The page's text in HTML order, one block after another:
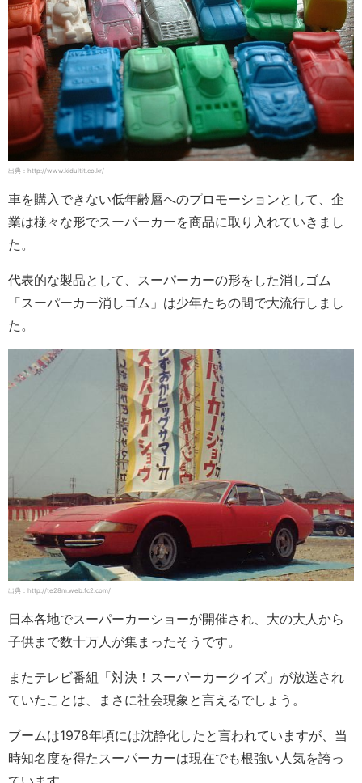
出典：http://www.kidultit.co.kr/
車を購入できない低年齢層へのプロモーションとして、企
業は様々な形でスーパーカーを商品に取り入れていきまし
た。
代表的な製品として、スーパーカーの形をした消しゴム
「スーパーカー消しゴム」は少年たちの間で大流行しまし
た。
出典：http://te28m.web.fc2.com/
日本各地でスーパーカーショーが開催され、大の大人から
子供まで数十万人が集まったそうです。
またテレビ番組「対決！スーパーカークイズ」が放送され
ていたことは、まさに社会現象と言えるでしょう。
ブームは1978年頃には沈静化したと言われていますが、当
時知名度を得たスーパーカーは現在でも根強い人気を誇っ